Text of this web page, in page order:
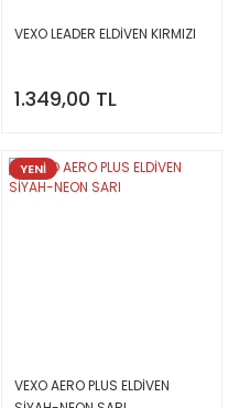
VEXO LEADER ELDİVEN KIRMIZI
1.349,00 TL
YENİ
VEXO AERO PLUS ELDİVEN